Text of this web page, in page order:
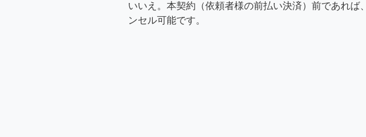
いいえ。本契約（依頼者様の前払い決済）前であれば
ンセル可能です。